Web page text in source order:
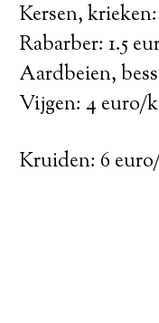
Kersen,
Rabarber: 1.5
Aardbeien,
Vijgen: 4 euro/
Kruiden: 6